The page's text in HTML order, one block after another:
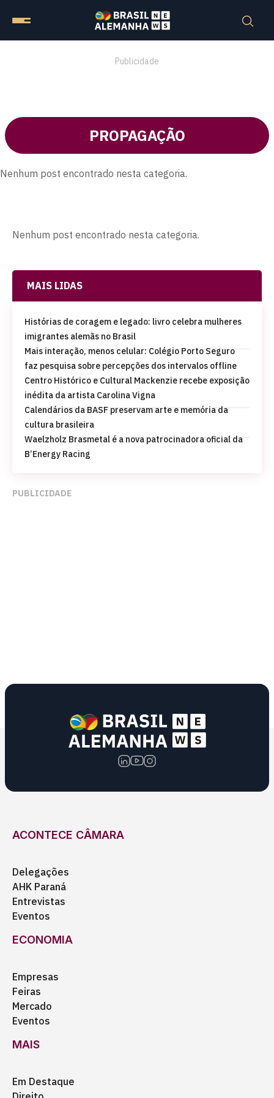
Publicidade
PROPAGAÇÃO
Nenhum post encontrado nesta categoria.
Nenhum post encontrado nesta categoria.
MAIS LIDAS
Histórias de coragem e legado: livro celebra mulheres
imigrantes alemãs no Brasil
Mais interação, menos celular: Colégio Porto Seguro
faz pesquisa sobre percepções dos intervalos offline
Centro Histórico e Cultural Mackenzie recebe exposição
inédita da artista Carolina Vigna
Calendários da BASF preservam arte e memória da
cultura brasileira
Waelzholz Brasmetal é a nova patrocinadora oficial da
B’Energy Racing
PUBLICIDADE
ACONTECE CÂMARA
Delegações
AHK Paraná
Entrevistas
Eventos
ECONOMIA
Empresas
Feiras
Mercado
Eventos
MAIS
Em Destaque